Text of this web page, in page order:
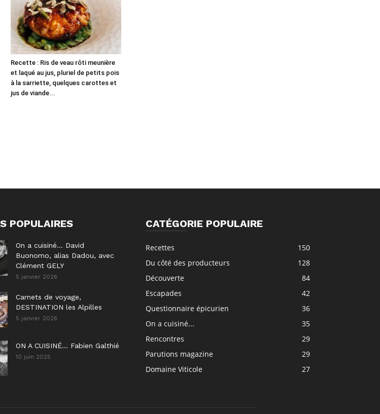
Recette : Ris de veau rôti meunière
et laqué au jus, pluriel de petits pois
à la sarriette, quelques carottes et
jus de viande...
POPULAIRES
On a cuisiné… David
Buonomo, alias Dadou, avec
Clément GELY
5 janvier 2026
Carnets de voyage,
DESTINATION les Alpilles
5 janvier 2026
ON A CUISINÉ… Fabien Galthié
10 juin 2025
CATÉGORIE POPULAIRE
Recettes
150
Du côté des producteurs
128
Découverte
84
Escapades
42
Questionnaire épicurien
36
On a cuisiné...
35
Rencontres
29
Parutions magazine
29
Domaine Viticole
27